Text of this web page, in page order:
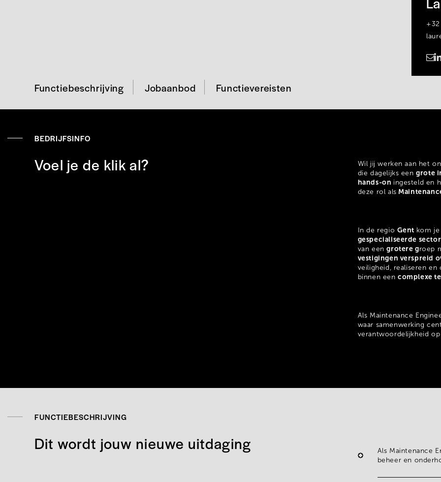
Functiebeschrijving Jobaanbod Functievereisten
BEDRIJFSINFO
Voel je de klik al?
Wil jij werken aan het
die dagelijks eengrote
hands-on ingesteld en
deze rol als
In de regio Gent kom
gespecialiseerde sector
van eengrotere groep
vestigingen verspreid
veiligheid, realiseren
binnen eencomplexe
Als Maintenance
waar samenwerking
verantwoordelijkheid
FUNCTIEBESCHRIJVING
Dit wordt jouw nieuwe uitdaging
Als Maintenance
beheer en